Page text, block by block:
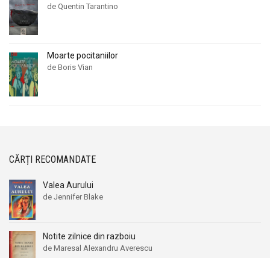
de Quentin Tarantino
Moarte pocitaniilor
de Boris Vian
CĂRȚI RECOMANDATE
Valea Aurului
de Jennifer Blake
Notite zilnice din razboiu
de Maresal Alexandru Averescu